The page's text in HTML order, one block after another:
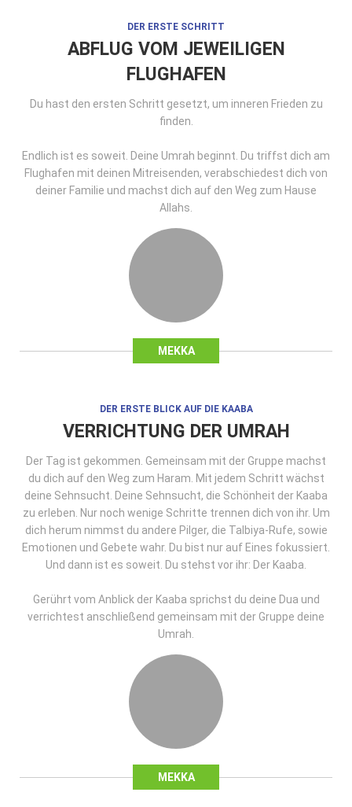
MEKKA
DER ERSTE SCHRITT
ABFLUG VOM JEWEILIGEN
FLUGHAFEN
Du hast den ersten Schritt gesetzt, um inneren Frieden zu
finden.
Endlich ist es soweit. Deine Umrah beginnt. Du triffst dich am
Flughafen mit deinen Mitreisenden, verabschiedest dich von
deiner Familie und machst dich auf den Weg zum Hause
Allahs.
MEKKA
DER ERSTE BLICK AUF DIE KAABA
VERRICHTUNG DER UMRAH
Der Tag ist gekommen. Gemeinsam mit der Gruppe machst
du dich auf den Weg zum Haram. Mit jedem Schritt wächst
deine Sehnsucht. Deine Sehnsucht, die Schönheit der Kaaba
zu erleben. Nur noch wenige Schritte trennen dich von ihr. Um
dich herum nimmst du andere Pilger, die Talbiya-Rufe, sowie
Emotionen und Gebete wahr. Du bist nur auf Eines fokussiert.
Und dann ist es soweit. Du stehst vor ihr: Der Kaaba.
Gerührt vom Anblick der Kaaba sprichst du deine Dua und
verrichtest anschließend gemeinsam mit der Gruppe deine
Umrah.